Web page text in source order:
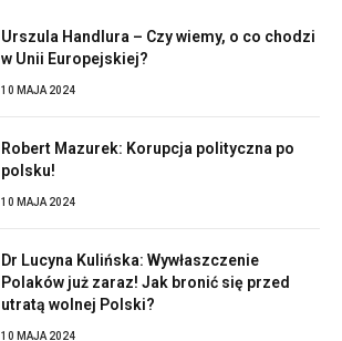
Urszula Handlura – Czy wiemy, o co chodzi
w Unii Europejskiej?
10 MAJA 2024
Robert Mazurek: Korupcja polityczna po
polsku!
10 MAJA 2024
Dr Lucyna Kulińska: Wywłaszczenie
Polaków już zaraz! Jak bronić się przed
utratą wolnej Polski?
10 MAJA 2024